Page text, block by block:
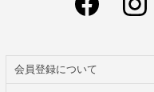
会員登録について